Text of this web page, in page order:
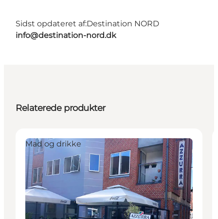
Sidst opdateret af:Destination NORD
info@destination-nord.dk
Relaterede produkter
Mad og drikke